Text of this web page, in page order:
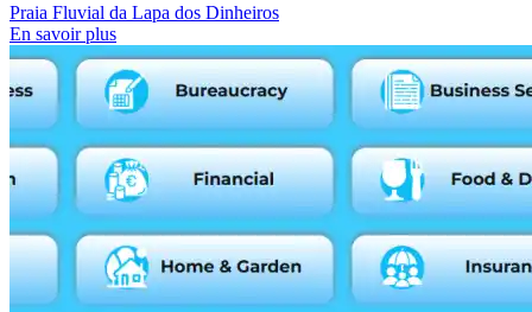
Praia Fluvial da Lapa dos Dinheiros
En savoir plus